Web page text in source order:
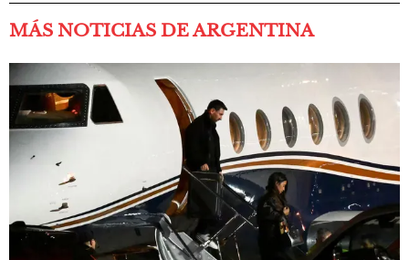
MÁS NOTICIAS DE ARGENTINA